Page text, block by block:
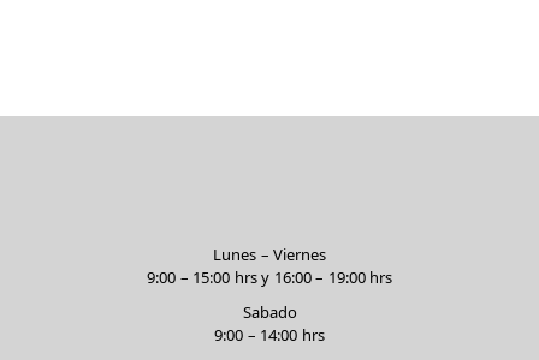
Lunes – Viernes
9:00 – 15:00 hrs y 16:00 – 19:00 hrs
Sabado
9:00 – 14:00 hrs